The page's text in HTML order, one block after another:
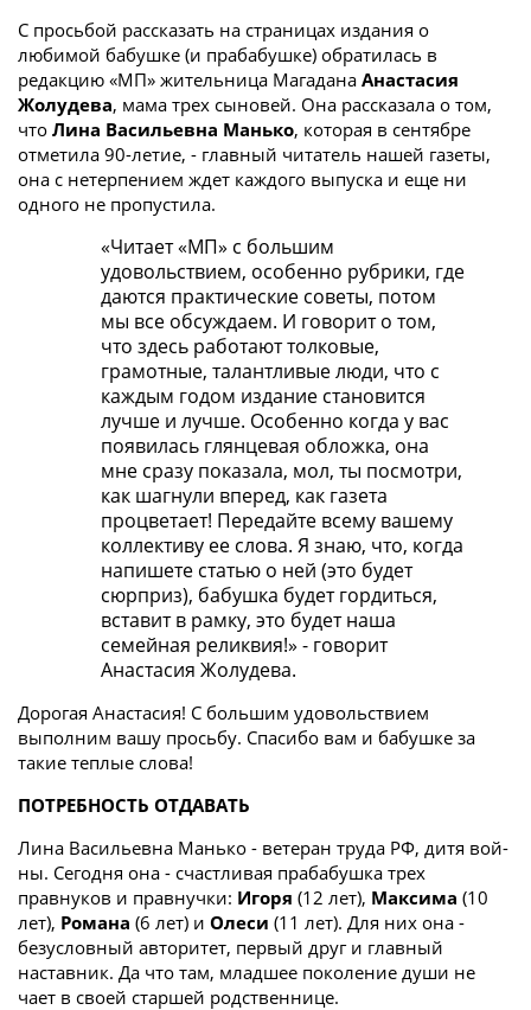
С просьбой рассказать на страницах издания о
любимой бабушке (и прабабушке) обратилась в
редакцию «МП» жительница Магадана Анастасия
Жолудева, мама трех сыновей. Она рассказала о том,
что Лина Васильевна Манько, которая в сентябре
отметила 90-летие, - главный читатель нашей газеты,
она с нетерпением ждет каждого выпуска и еще ни
одного не пропустила.
«Читает «МП» с большим
удовольствием, особенно рубрики, где
даются практические советы, потом
мы все обсуждаем. И говорит о том,
что здесь работают толковые,
грамотные, талантливые люди, что с
каждым годом издание становится
лучше и лучше. Особенно когда у вас
появилась глянцевая обложка, она
мне сразу показала, мол, ты посмотри,
как шагнули вперед, как газета
процветает! Передайте всему вашему
коллективу ее слова. Я знаю, что, когда
напишете статью о ней (это будет
сюрприз), бабушка будет гордиться,
вставит в рамку, это будет наша
семейная реликвия!» - говорит
Анастасия Жолудева.
Дорогая Анастасия! С большим удовольствием
выполним вашу просьбу. Спасибо вам и бабушке за
такие теплые слова!
ПОТРЕБНОСТЬ ОТДАВАТЬ
Лина Васильевна Манько - ветеран труда РФ, дитя вой­
ны. Сегодня она - счастливая прабабушка трех
правнуков и правнучки: Игоря (12 лет), Максима (10
лет), Романа (6 лет) и Олеси (11 лет). Для них она -
безусловный авторитет, первый друг и главный
наставник. Да что там, младшее поколение души не
чает в своей старшей родственнице.